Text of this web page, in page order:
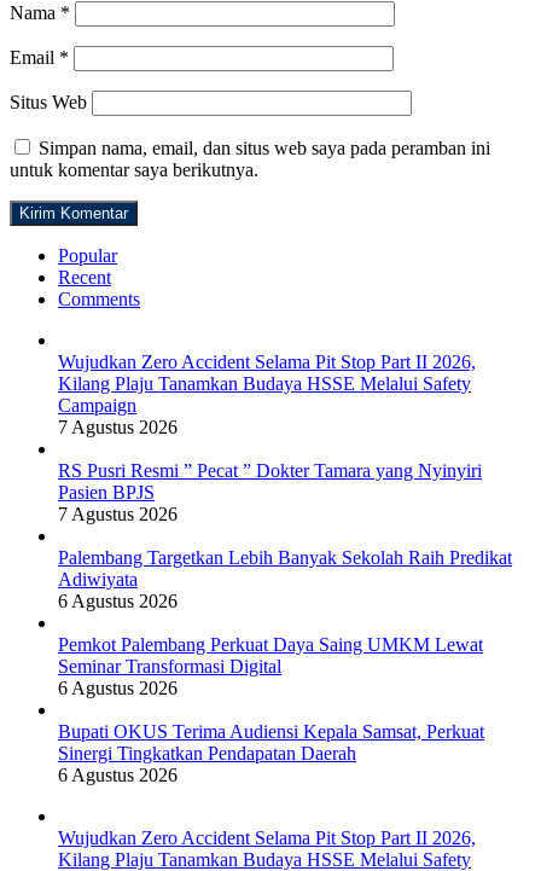
Nama *
Email *
Situs Web
Simpan nama, email, dan situs web saya pada peramban ini
untuk komentar saya berikutnya.
Popular
Recent
Comments
Wujudkan Zero Accident Selama Pit Stop Part II 2026,
Kilang Plaju Tanamkan Budaya HSSE Melalui Safety
Campaign
7 Agustus 2026
RS Pusri Resmi ” Pecat ” Dokter Tamara yang Nyinyiri
Pasien BPJS
7 Agustus 2026
Palembang Targetkan Lebih Banyak Sekolah Raih Predikat
Adiwiyata
6 Agustus 2026
Pemkot Palembang Perkuat Daya Saing UMKM Lewat
Seminar Transformasi Digital
6 Agustus 2026
Bupati OKUS Terima Audiensi Kepala Samsat, Perkuat
Sinergi Tingkatkan Pendapatan Daerah
6 Agustus 2026
Wujudkan Zero Accident Selama Pit Stop Part II 2026,
Kilang Plaju Tanamkan Budaya HSSE Melalui Safety